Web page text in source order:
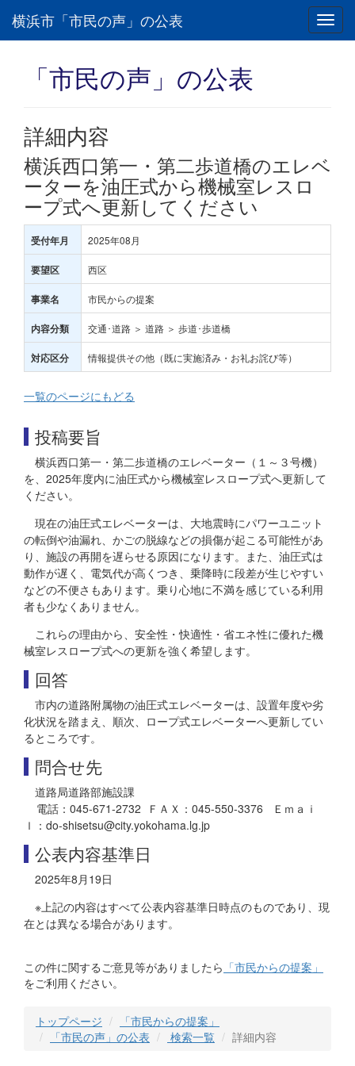
横浜市「市民の声」の公表
「市民の声」の公表
詳細内容
横浜西口第一・第二歩道橋のエレベ
ーターを油圧式から機械室レスロ
ープ式へ更新してください
受付年月 2025年08月
要望区 西区
事業名 市民からの提案
内容分類 交通･道路 ＞ 道路 ＞ 歩道･歩道橋
対応区分 情報提供その他（既に実施済み・お礼お詫び等）
一覧のページにもどる
投稿要旨
横浜西口第一・第二歩道橋のエレベーター（１～３号機）
を、2025年度内に油圧式から機械室レスロープ式へ更新して
ください。
現在の油圧式エレベーターは、大地震時にパワーユニット
の転倒や油漏れ、かごの脱線などの損傷が起こる可能性があ
り、施設の再開を遅らせる原因になります。また、油圧式は
動作が遅く、電気代が高くつき、乗降時に段差が生じやすい
などの不便さもあります。乗り心地に不満を感じている利用
者も少なくありません。
これらの理由から、安全性・快適性・省エネ性に優れた機
械室レスロープ式への更新を強く希望します。
回答
市内の道路附属物の油圧式エレベーターは、設置年度や劣
化状況を踏まえ、順次、ロープ式エレベーターへ更新してい
るところです。
問合せ先
道路局道路部施設課
電話：045-671-2732 ＦＡＸ：045-550-3376 Ｅｍａｉ
ｌ：do-shisetsu@city.yokohama.lg.jp
公表内容基準日
2025年8月19日
※上記の内容はすべて公表内容基準日時点のものであり、現
在とは異なる場合があります。
この件に関するご意見等がありましたら 「市民からの提案」
をご利用ください。
トップページ
「市民からの提案」
「市民の声」の公表
検索一覧 詳細内容